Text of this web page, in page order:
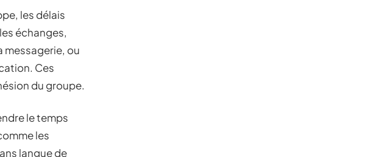
les délais
échanges,
messagerie, ou
Ces
du groupe.
le temps
les
langue de